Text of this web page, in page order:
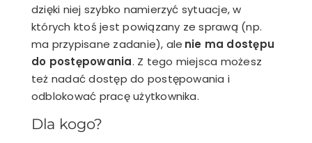
dzięki niej szybko namierzyć sytuacje, w
których ktoś jest powiązany ze sprawą (np.
ma przypisane zadanie), ale nie ma dostępu
do postępowania. Z tego miejsca możesz
też nadać dostęp do postępowania i
odblokować pracę użytkownika.
Dla kogo?